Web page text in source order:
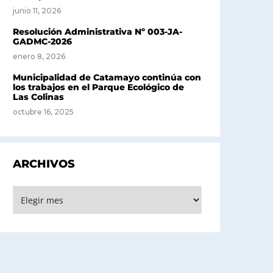
junio 11, 2026
Resolución Administrativa Nº 003-JA-
GADMC-2026
enero 8, 2026
Municipalidad de Catamayo continúa con
los trabajos en el Parque Ecológico de
Las Colinas
octubre 16, 2025
ARCHIVOS